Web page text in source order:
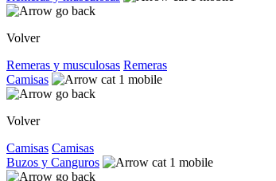
Volver
Remeras y musculosas Remeras
Camisas
Volver
Camisas Camisas
Buzos y Canguros